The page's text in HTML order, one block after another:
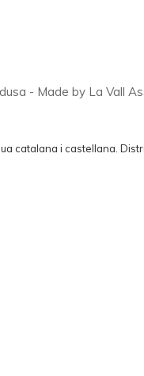
- Made by La Vall
catalana i castellana.